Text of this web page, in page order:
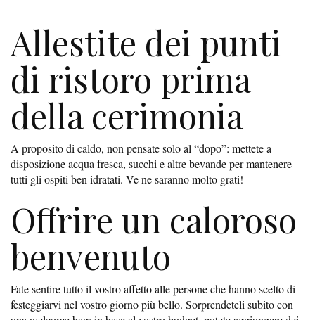
Allestite dei punti
di ristoro prima
della cerimonia
A proposito di caldo, non pensate solo al “dopo”: mettete a
disposizione acqua fresca, succhi e altre bevande per mantenere
tutti gli ospiti ben idratati. Ve ne saranno molto grati!
Offrire un caloroso
benvenuto
Fate sentire tutto il vostro affetto alle persone che hanno scelto di
festeggiarvi nel vostro giorno più bello. Sorprendeteli subito con